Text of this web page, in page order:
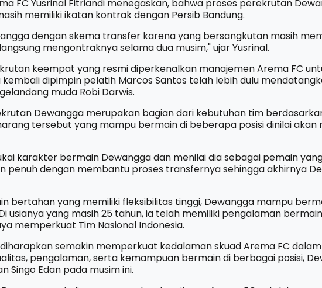
FC Yusrinal Fitriandi menegaskan, bahwa proses perekrutan
memiliki ikatan kontrak dengan Persib Bandung.
dengan skema transfer karena yang bersangkutan masih
mengontraknya selama dua musim," ujar Yusrinal.
keempat yang resmi diperkenalkan manajemen Arema FC
dipimpin pelatih Marcos Santos telah lebih dulu
muda Robi Darwis.
Dewangga merupakan bagian dari kebutuhan tim
tersebut yang mampu bermain di beberapa posisi dinilai
karakter bermain Dewangga dan menilai dia sebagai pemain
penuh dengan membantu proses transfernya sehingga akhirnya
bertahan yang memiliki fleksibilitas tinggi, Dewangga mampu
usianya yang masih 25 tahun, ia telah memiliki pengalaman
memperkuat Tim Nasional Indonesia.
semakin memperkuat kedalaman skuad Arema FC
pengalaman, serta kemampuan bermain di berbagai posisi,
Singo Edan pada musim ini.